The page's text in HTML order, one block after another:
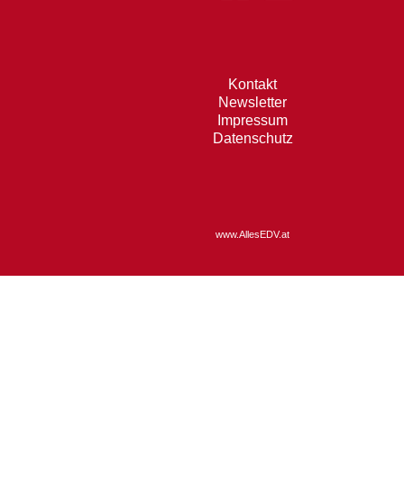
Kontakt
Newsletter
Impressum
Datenschutz
www.AllesEDV.at